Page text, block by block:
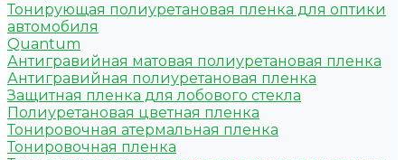
Тонирующая полиуретановая пленка для оптики
автомобиля
Quantum
Антигравийная матовая полиуретановая пленка
Антигравийная полиуретановая пленка
Защитная пленка для лобового стекла
Полиуретановая цветная пленка
Тонировочная атермальная пленка
Тонировочная пленка